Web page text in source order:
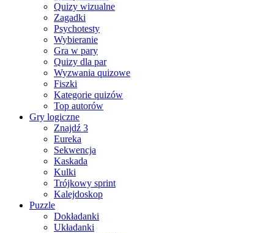
Quizy wizualne
Zagadki
Psychotesty
Wybieranie
Gra w pary
Quizy dla par
Wyzwania quizowe
Fiszki
Kategorie quizów
Top autorów
Gry logiczne
Znajdź 3
Eureka
Sekwencja
Kaskada
Kulki
Trójkowy sprint
Kalejdoskop
Puzzle
Dokładanki
Układanki